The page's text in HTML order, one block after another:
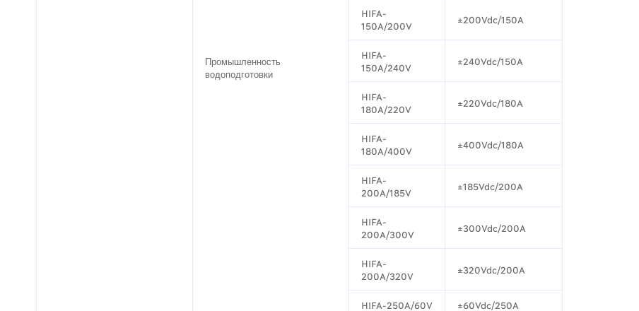
Промышленность
водоподготовки
HIFA-
150A/200V
±200Vdc/150A
HIFA-
150A/240V
±240Vdc/150A
HIFA-
180A/220V
±220Vdc/180A
HIFA-
180A/400V
±400Vdc/180A
HIFA-
200A/185V
±185Vdc/200A
HIFA-
200A/300V
±300Vdc/200A
HIFA-
200A/320V
±320Vdc/200A
HIFA-250A/60V ±60Vdc/250A